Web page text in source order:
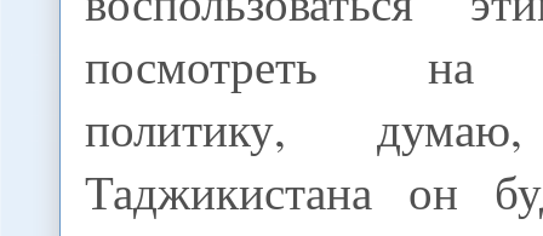
посмотреть на
политику,
Таджикистана он